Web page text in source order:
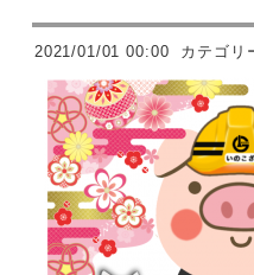
2021/01/01 00:00 カテゴリ